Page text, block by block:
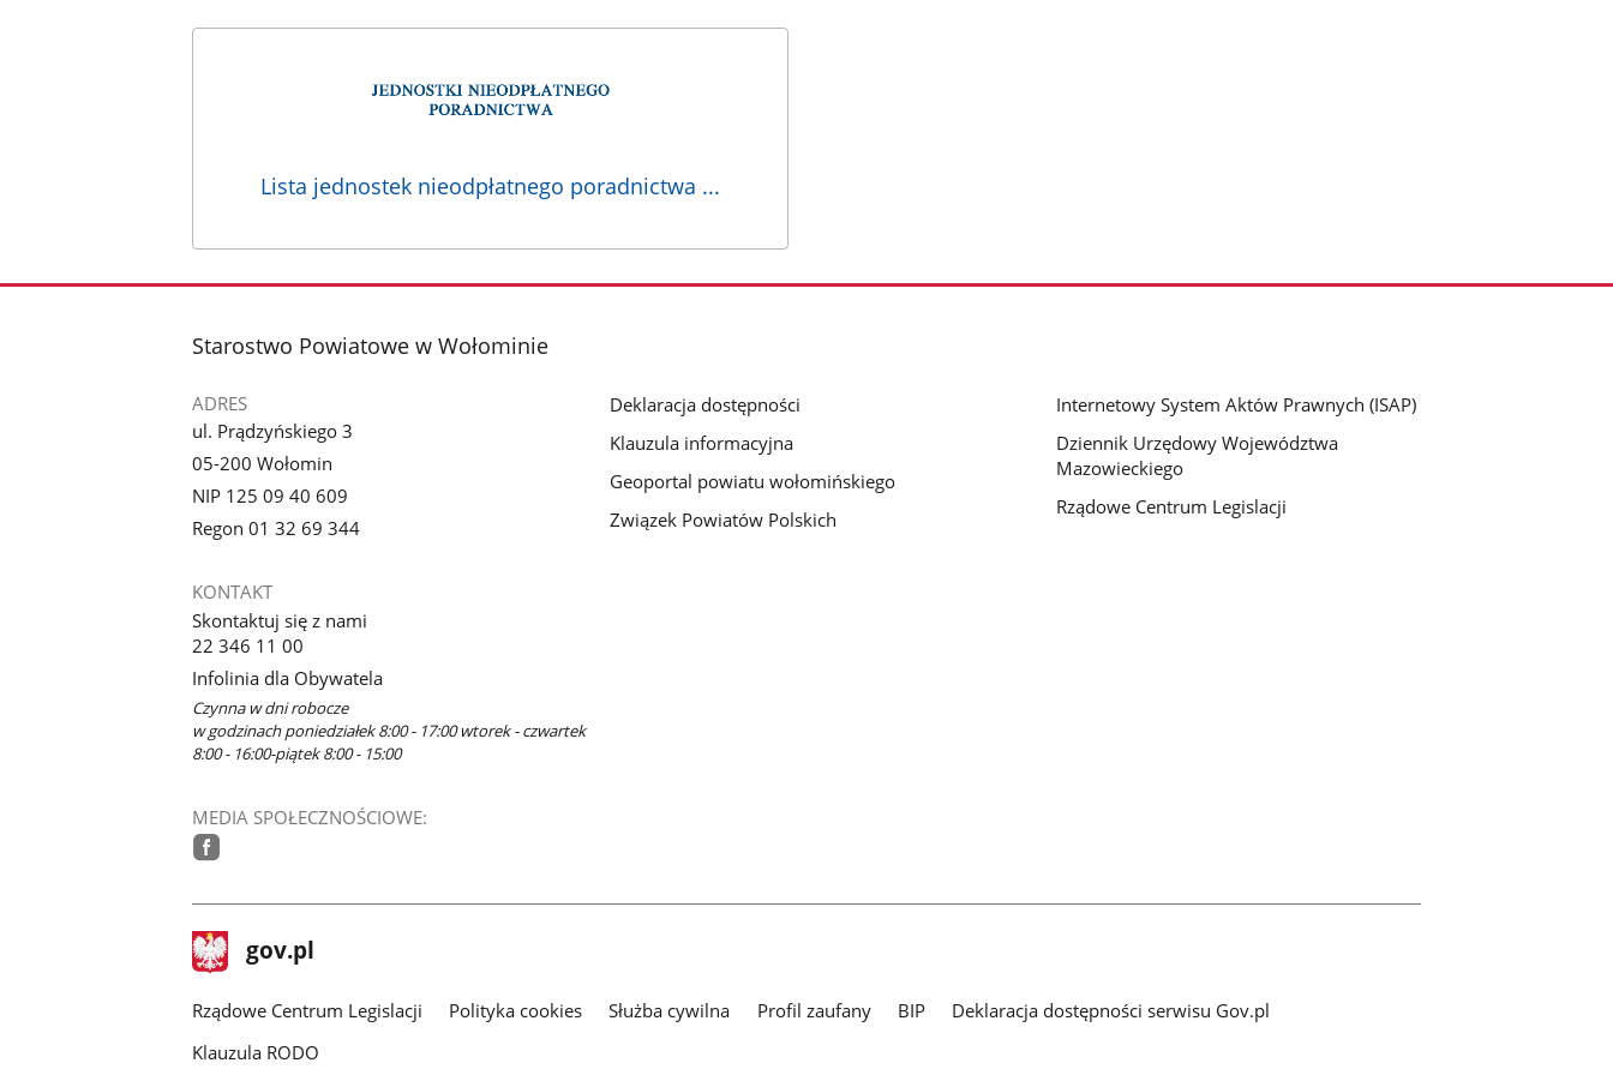
Lista jednostek nieodpłatnego poradnictwa ...
stopka
Starostwo Powiatowe w Wołominie
ADRES
ul. Prądzyńskiego 3
05-200 Wołomin
NIP 125 09 40 609
Regon 01 32 69 344
KONTAKT
Skontaktuj się z nami
22 346 11 00
Infolinia dla Obywatela
Czynna w dni robocze
w godzinach poniedziałek 8:00 - 17:00 wtorek - czwartek
8:00 - 16:00-piątek 8:00 - 15:00
MEDIA SPOŁECZNOŚCIOWE:
Deklaracja dostępności
Klauzula informacyjna
Geoportal powiatu wołomińskiego
Związek Powiatów Polskich
Internetowy System Aktów Prawnych (ISAP)
Dziennik Urzędowy Województwa
Mazowieckiego
Rządowe Centrum Legislacji
stopka
gov.pl Strona
gov.pl
Rządowe Centrum Legislacji Polityka cookies Służba cywilna Profil zaufany BIP
Deklaracja dostępności serwisu Gov.pl
Klauzula RODO